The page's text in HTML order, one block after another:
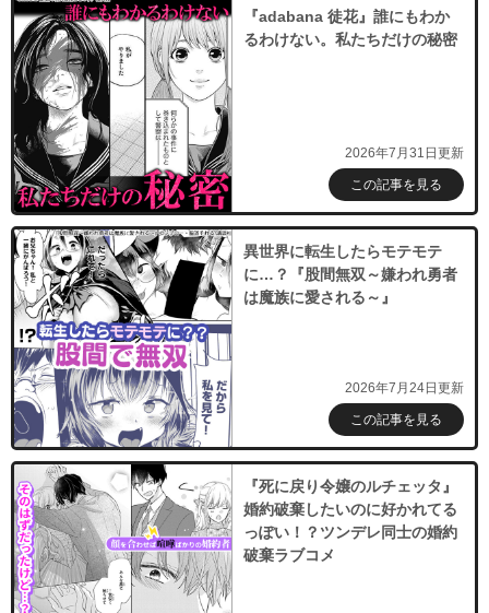
『adabana 徒花』誰にもわか
るわけない。私たちだけの秘密
2026年7月31日更新
この記事を見る
異世界に転生したらモテモテ
に…？『股間無双～嫌われ勇者
は魔族に愛される～』
2026年7月24日更新
この記事を見る
『死に戻り令嬢のルチェッタ』
婚約破棄したいのに好かれてる
っぽい！？ツンデレ同士の婚約
破棄ラブコメ